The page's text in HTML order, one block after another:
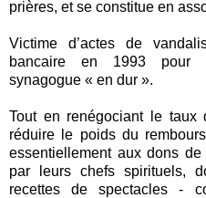
prières, et se constitue en
Victime d’actes de
bancaire en 1993 pour
synagogue « en dur ».
Tout en renégociant le taux
réduire le poids du
essentiellement aux dons
par leurs chefs spirituels,
recettes de spectacles -